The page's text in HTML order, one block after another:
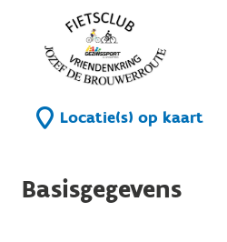
Locatie(s) op kaart
Basisgegevens